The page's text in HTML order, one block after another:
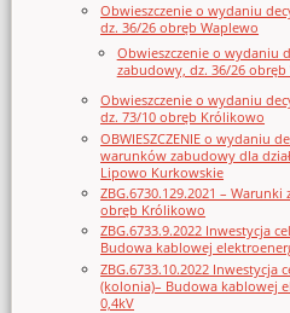
Obwieszczenie o wydaniu
dz. 36/26 obręb Waplewo
Obwieszczenie o wydaniu
zabudowy, dz. 36/26 obręb
Obwieszczenie o wydaniu
dz. 73/10 obręb Królikowo
OBWIESZCZENIE o wydaniu
warunków zabudowy dla
Lipowo Kurkowskie
ZBG.6730.129.2021 –
obręb Królikowo
ZBG.6733.9.2022 Inwestycja
Budowa kablowej
ZBG.6733.10.2022 Inwestycja
(kolonia)– Budowa kablowej
0,4kV